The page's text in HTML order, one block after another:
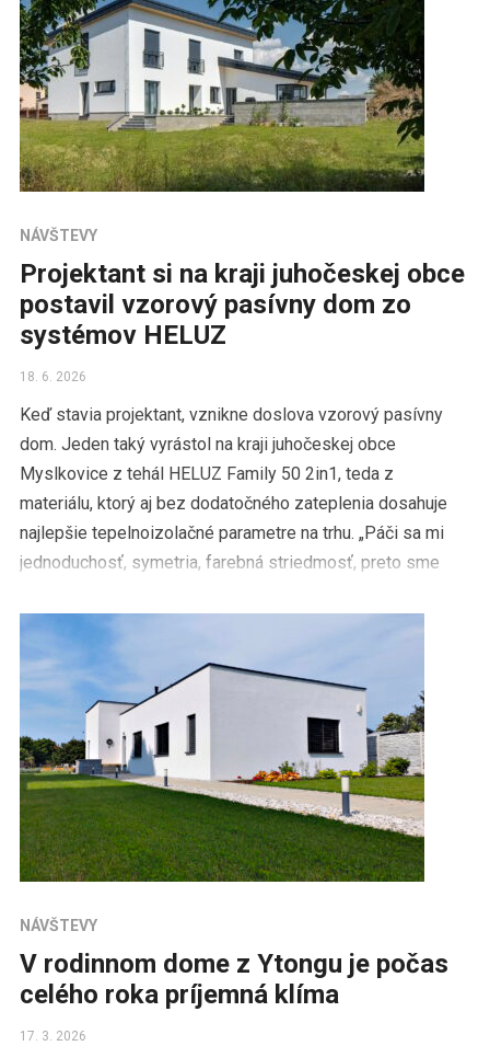
NÁVŠTEVY
Projektant si na kraji juhočeskej obce
postavil vzorový pasívny dom zo
systémov HELUZ
18. 6. 2026
Keď stavia projektant, vznikne doslova vzorový pasívny
dom. Jeden taký vyrástol na kraji juhočeskej obce
Myslkovice z tehál HELUZ Family 50 2in1, teda z
materiálu, ktorý aj bez dodatočného zateplenia dosahuje
najlepšie tepelnoizolačné parametre na trhu. „Páči sa mi
jednoduchosť, symetria, farebná striedmosť, preto sme
NÁVŠTEVY
V rodinnom dome z Ytongu je počas
celého roka príjemná klíma
17. 3. 2026